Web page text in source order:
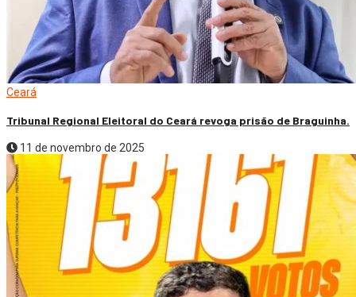
Ceará
Tribunal Regional Eleitoral do Ceará revoga prisão de Braguinha.
11 de novembro de 2025